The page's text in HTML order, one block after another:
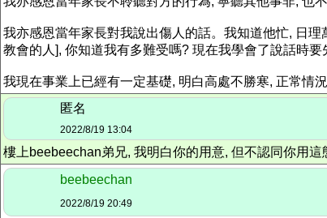
我亦感恩當年家長對我說出傷人的話。我知道他忙, 日
教會的人], 你知道我有多難受嗎? 現在我學會了說話時
我現在事業上已經有一定基礎, 明白高處不勝寒, 正常情
匿名
2022/8/19 13:04
樓上beebeechan弟兄, 我明白你的用意, 但不認同你用
beebeechan
2022/8/19 20:49